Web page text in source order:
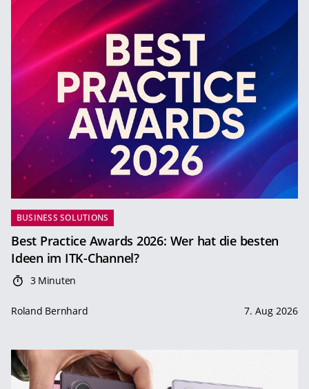
BUSINESS SOLUTIONS
Best Practice Awards 2026: Wer hat die besten
Ideen im ITK-Channel?
3 Minuten
Roland Bernhard 7. Aug 2026